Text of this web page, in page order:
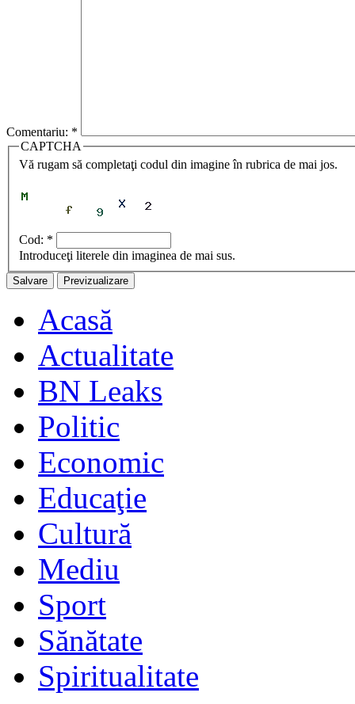
Comentariu: *
CAPTCHA
Vă rugam să completaţi codul din imagine în rubrica de mai jos.
Cod: *
Introduceţi literele din imaginea de mai sus.
Acasă
Actualitate
BN Leaks
Politic
Economic
Educaţie
Cultură
Mediu
Sport
Sănătate
Spiritualitate